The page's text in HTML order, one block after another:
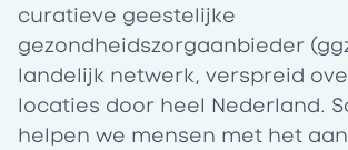
curatieve geestelijke
gezondheidszorgaanbieder
landelijk netwerk, verspreid
locaties door heel Nederland.
helpen we mensen met het